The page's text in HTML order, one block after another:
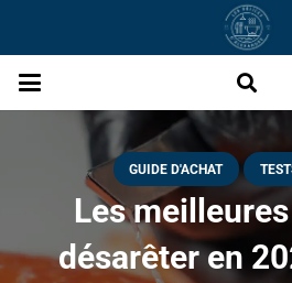
GUIDE D'ACHAT
Les
désarêter en